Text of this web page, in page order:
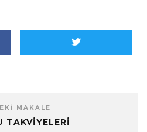
MAKALE
TAKVIYELERI